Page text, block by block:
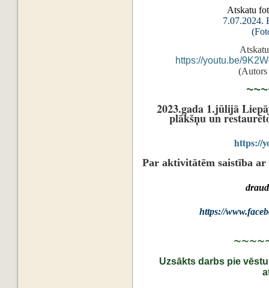
Atskatu
7.07.2024.
https://youtu.be/
(Autors
2023.gada 1.jūlijā
plākšņu un
https://
Par aktivitātēm saistība
https://
Uzsākts darbs pie